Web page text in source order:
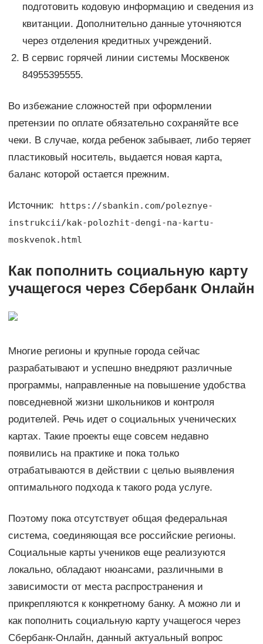
подготовить кодовую информацию и сведения из
квитанции. Дополнительно данные уточняются
через отделения кредитных учреждений.
В сервис горячей линии системы Москвенок
84955395555.
Во избежание сложностей при оформлении
претензии по оплате обязательно сохраняйте все
чеки. В случае, когда ребенок забывает, либо теряет
пластиковый носитель, выдается новая карта,
баланс которой остается прежним.
Источник:
https://sbankin.com/poleznye-
instrukcii/kak-polozhit-dengi-na-kartu-
moskvenok.html
Как пополнить социальную карту
учащегося через Сбербанк Онлайн
Многие регионы и крупные города сейчас
разрабатывают и успешно внедряют различные
программы, направленные на повышение удобства
повседневной жизни школьников и контроля
родителей. Речь идет о социальных ученических
картах. Такие проекты еще совсем недавно
появились на практике и пока только
отрабатываются в действии с целью выявления
оптимального подхода к такого рода услуге.
Поэтому пока отсутствует общая федеральная
система, соединяющая все российские регионы.
Социальные карты учеников еще реализуются
локально, обладают нюансами, различными в
зависимости от места распространения и
прикрепляются к конкретному банку. А можно ли и
как пополнить социальную карту учащегося через
Сбербанк-Онлайн, данный актуальный вопрос